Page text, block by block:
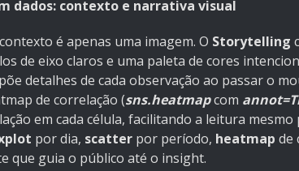
dados: contexto e narrativa visual
é apenas uma imagem. O Storytelling
de eixo claros e uma paleta de cores
detalhes de cada observação ao passar o
de correlação (sns.heatmapcom
em cada célula, facilitando a leitura
por dia, scatter por período, heatmap de
que guia o público até o insight.